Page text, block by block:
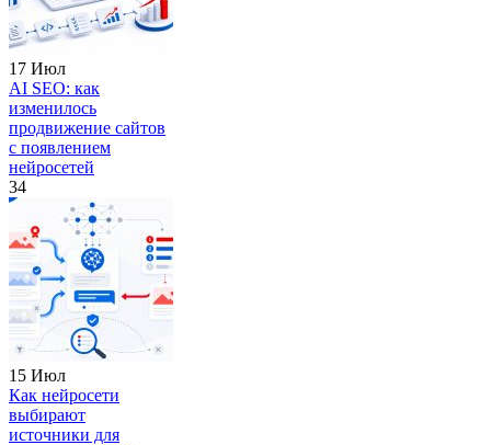
17 Июл
AI SEO: как
изменилось
продвижение сайтов
с появлением
нейросетей
34
15 Июл
Как нейросети
выбирают
источники для